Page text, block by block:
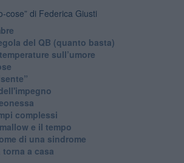
cose” di Federica Giusti
del QB (quanto basta)
sull’umore
complessi
e il tempo
di una sindrome
a casa